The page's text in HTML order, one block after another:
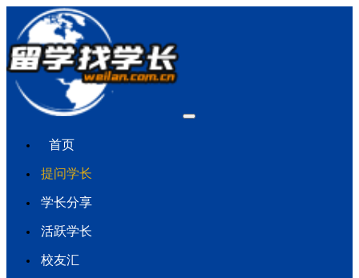
首页
提问学长
学长分享
活跃学长
校友汇